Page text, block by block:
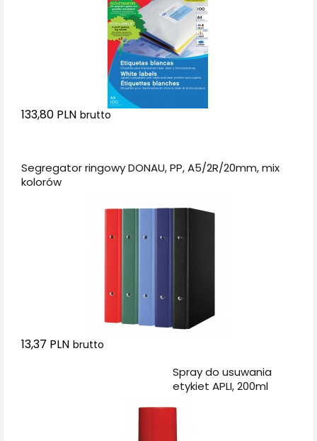
133,80 PLN brutto
Segregator ringowy DONAU, PP, A5/2R/20mm, mix
kolorów
13,37 PLN brutto
Spray do usuwania
etykiet APLI, 200ml